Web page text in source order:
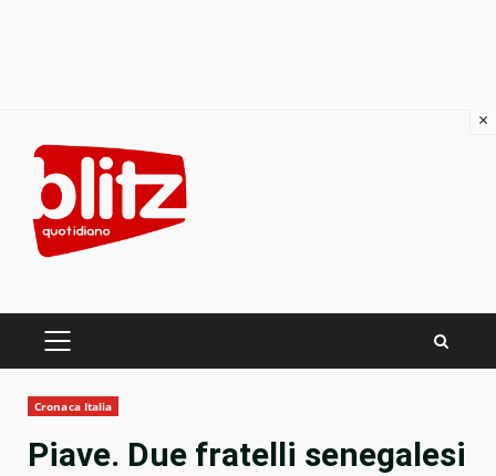
content
PRIMARY
Cronaca Italia
Piave. Due fratelli senegalesi
×